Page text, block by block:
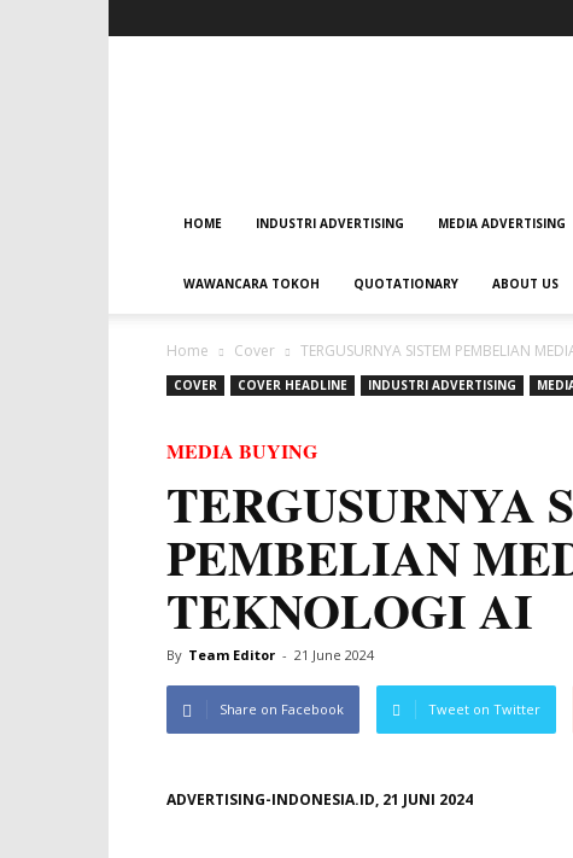
HOME INDUSTRI ADVERTISING MEDIA ADVERTISING
WAWANCARA TOKOH QUOTATIONARY ABOUT US
Home Cover TERGUSURNYA SISTEM PEMBELIAN
COVER COVER HEADLINE INDUSTRI ADVERTISING
MEDIA BUYING
TERGUSURNYA
PEMBELIAN
TEKNOLOGI AI
By Team Editor - 21 June 2024
Share on Facebook Tweet on Twitter
ADVERTISING-INDONESIA.ID, 21 JUNI 2024